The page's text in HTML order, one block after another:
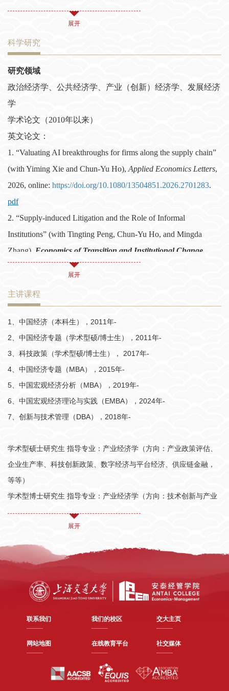
术月刊》《比较》等刊物，出版著作包括：《重塑中国的产业政
策：理论、比较与实践》《走出发展的陷阱》《基础设施投资：资
金来源、投资效率与地方财政风险》《经济转轨中的合同执行》
《供应链金融》等。
获得清华大学产业发展与环境治理研究中心（ CIDEG）“学术薪传奖”
（2025
奖论文类二等奖（2023年），《南方周末》“年度最佳副刊奖”（
年），上海交通大学科研成果奖二等奖（独立）（
届上海市决策咨询奖一等奖（独立）（2017年）。主持过国家自然
科学基金面上项目、国家哲学社会科学基金项目和上海市哲学社会
科学基金项目等课题20余项，目前正主持国家哲学社会科学基金重
点项目，并参与国家哲学社会科学基金重大项目和国家自然科学基
金面上项目。多次获得上海交通大学优秀教师奖等教学奖励。
当前社会兼职包括：中国比较经济学会理事、中国国际贸易学会理
事、财政部政府债务研究和评估中心咨询专家、上海市经济学会理
事、上海市经济体制改革研究会理事兼副会长、上海世界观察研究
院理事、上海汇智经济学与管理学发展基金会理事长、清华大学产
社“新发展译丛”主编、上海三联书店“当代经济学新系”编委会编委兼
秘书长、“中国科学经济学论坛”组委会创始理事。
展开
科学研究
研究领域
政治经济学、公共经济学、产业（创新）经济学、发展经济
学
学术论文（2010年以来）
英文论文：
1. “Valuating AI breakthroughs for firms along the supply chain”
(with Yiming Xie and Chun-Yu Ho), Applied Economics Letters,
2026, online: https://doi.org/10.1080/13504851.2026.2701283.
pdf
2. “Supply-induced Litigation and the Role of Informal
Institutions” (with Tingting Peng, Chun-Yu Ho, and Mingda
Zhang), Economics of Transition and Institutional Change
2026, vol.34(3): 517-529.
Transactions: Evidence from the ‘Broadband China’ Strategy in
https://doi.org/10.1080/13504851.2025.2513974
4. “Traffic Violations and Economic Preferences: Evidence from
Full-time Drivers of a Large Transportation Network Company in
China” (with Youxin Hu, Ming Jiang, and Xiaoshu Xu),
Economic Review, 2024, vol.87: 102255.pdf
5. “Bureaucracy-business Relationship, Corruption and the
Journal of Comparative Economics, 2024, vol.52 (3), 634-
644.pdf
6. “The Impact of Air Quality on Innovation Activities in China”
(with Jingbo Cui and Chunhua Wang),Journal of
Environmental Economics and Management
7. “Digitalization and Firm Performance: Channels and
Heterogeneities” (with Ruonan Chen and Chun-Yu Ho),
8. “Disruptive Technology and Industrial Policy Paradigm Shifts:
Economy, 2022.
https://doi.org/10.1007/s44216-022-00010-w.
Urban Transport in China” inHandbook on Transport and
展开
主讲课程
1、中国经济（本科生），2011年-
2、中国经济专题（学术型硕/博士生），2011年-
3、科技政策（学术型硕/博士生）， 2017年-
4、中国经济专题（MBA），2015年-
5、中国宏观经济分析（MBA），2019年-
6、中国宏观经济理论与实践（EMBA），2024年-
7、创新与技术管理（DBA），2018年-
学术型硕士研究生 指导专业：产业经济学（方向：产业政策评估、
企业生产率、科技创新政策、数字经济与平台经济、供应链金融，
等等）
学术型博士研究生 指导专业：产业经济学（方向：技术创新与产业
动态）、政治经济学（方向：制度比较与经济发展）--（学院安排名
学术型博士后 指导专业：产业经济学与产业政策、公共经济学与公
共政策、创新经济学与创新政策、中国近现代工业史、当代中国经
MBA/EMBA论文指导：企业组织结构、技术创新管理、ESG与公司
展开
联系我们 我们的校区 交大主页
网站地图 在线教育平台 社交媒体